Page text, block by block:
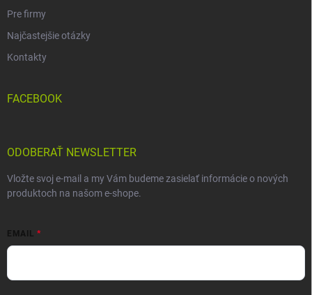
Pre firmy
Najčastejšie otázky
Kontakty
FACEBOOK
ODOBERAŤ NEWSLETTER
Vložte svoj e-mail a my Vám budeme zasielať informácie o nových
produktoch na našom e-shope.
EMAIL